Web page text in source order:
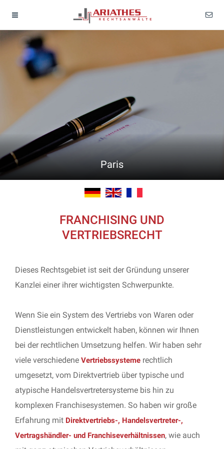
Paris
FRANCHISING UND
VERTRIEBSRECHT
Dieses Rechtsgebiet ist seit der Gründung unserer
Kanzlei einer ihrer wichtigsten Schwerpunkte.
Wenn Sie ein System des Vertriebs von Waren oder
Dienstleistungen entwickelt haben, können wir Ihnen
bei der rechtlichen Umsetzung helfen. Wir haben sehr
viele verschiedene Vertriebssysteme rechtlich
umgesetzt, vom Direktvertrieb über typische und
atypische Handelsvertretersysteme bis hin zu
komplexen Franchisesystemen. So haben wir große
Erfahrung mit Direktvertriebs-, Handelsvertreter-,
Vertragshändler- und Franchiseverhältnissen, wie auch